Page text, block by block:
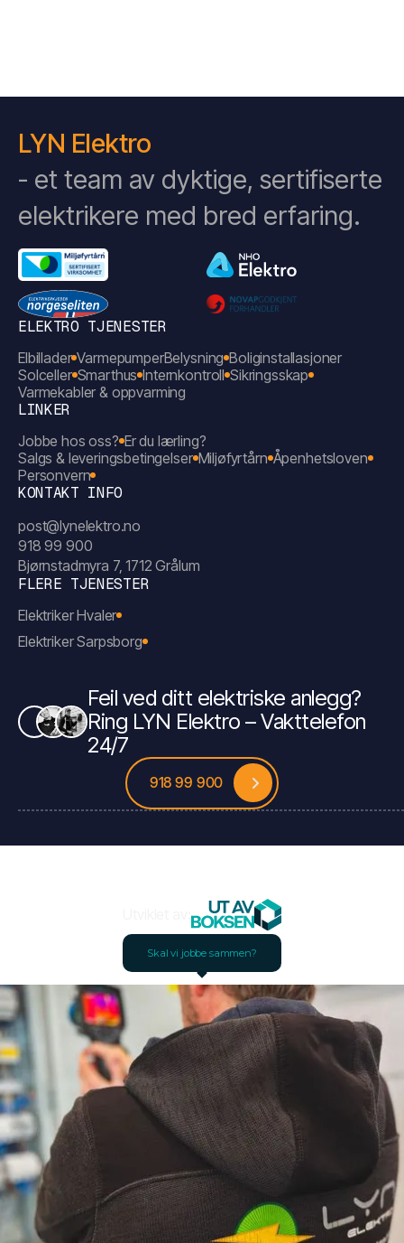
LYN Elektro
- et team av dyktige, sertifiserte
elektrikere med bred erfaring.
ELEKTRO TJENESTER
Elbillader VarmepumperBelysning Boliginstallasjoner
Solceller Smarthus Internkontroll Sikringsskap
Varmekabler & oppvarming
LINKER
Jobbe hos oss? Er du lærling?
Salgs & leveringsbetingelser Miljøfyrtårn Åpenhetsloven
Personvern
KONTAKT INFO
post@lynelektro.no
918 99 900
Bjørnstadmyra 7, 1712 Grålum
FLERE TJENESTER
Elektriker Hvaler
Elektriker Sarpsborg
Feil ved ditt elektriske anlegg?
Ring LYN Elektro – Vakttelefon
24/7
918 99 900
Skal vi jobbe sammen?